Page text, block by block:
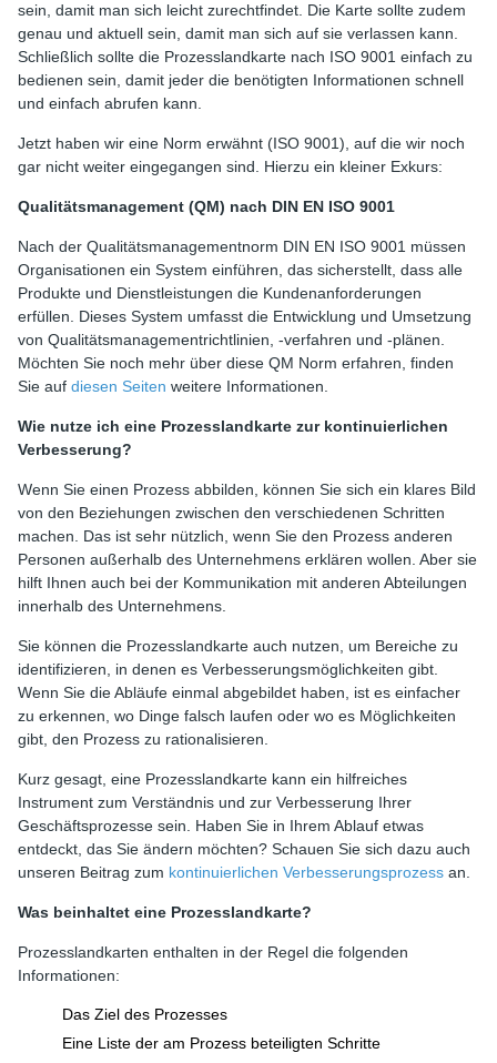
sein, damit man sich leicht zurechtfindet. Die Karte sollte zudem
genau und aktuell sein, damit man sich auf sie verlassen kann.
Schließlich sollte die Prozesslandkarte nach ISO 9001 einfach zu
bedienen sein, damit jeder die benötigten Informationen schnell
und einfach abrufen kann.
Jetzt haben wir eine Norm erwähnt (ISO 9001), auf die wir noch
gar nicht weiter eingegangen sind. Hierzu ein kleiner Exkurs:
Qualitätsmanagement (QM) nach DIN EN ISO 9001
Nach der Qualitätsmanagementnorm DIN EN ISO 9001 müssen
Organisationen ein System einführen, das sicherstellt, dass alle
Produkte und Dienstleistungen die Kundenanforderungen
erfüllen. Dieses System umfasst die Entwicklung und Umsetzung
von Qualitätsmanagementrichtlinien, -verfahren und -plänen.
Möchten Sie noch mehr über diese QM Norm erfahren, finden
Sie auf diesen Seiten weitere Informationen.
Wie nutze ich eine Prozesslandkarte zur kontinuierlichen
Verbesserung?
Wenn Sie einen Prozess abbilden, können Sie sich ein klares Bild
von den Beziehungen zwischen den verschiedenen Schritten
machen. Das ist sehr nützlich, wenn Sie den Prozess anderen
Personen außerhalb des Unternehmens erklären wollen. Aber sie
hilft Ihnen auch bei der Kommunikation mit anderen Abteilungen
innerhalb des Unternehmens.
Sie können die Prozesslandkarte auch nutzen, um Bereiche zu
identifizieren, in denen es Verbesserungsmöglichkeiten gibt.
Wenn Sie die Abläufe einmal abgebildet haben, ist es einfacher
zu erkennen, wo Dinge falsch laufen oder wo es Möglichkeiten
gibt, den Prozess zu rationalisieren.
Kurz gesagt, eine Prozesslandkarte kann ein hilfreiches
Instrument zum Verständnis und zur Verbesserung Ihrer
Geschäftsprozesse sein. Haben Sie in Ihrem Ablauf etwas
entdeckt, das Sie ändern möchten? Schauen Sie sich dazu auch
unseren Beitrag zum kontinuierlichen Verbesserungsprozess an.
Was beinhaltet eine Prozesslandkarte?
Prozesslandkarten enthalten in der Regel die folgenden
Informationen:
Das Ziel des Prozesses
Eine Liste der am Prozess beteiligten Schritte